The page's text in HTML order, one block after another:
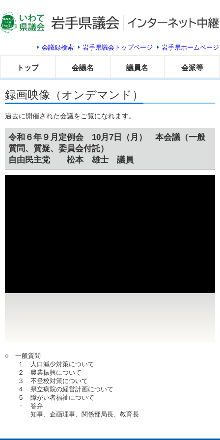
会議録検索 岩手県議会トップページ 岩手県ホームページ
トップ 会議名 議員名 会派等
録画映像（オンデマンド）
過去に開催された会議をご覧になれます。
令和６年９月定例会 10月7日（月） 本会議（一般
質問、質疑、委員会付託）
自由民主党 松本 雄士 議員
○ 一般質問
１ 人口減少対策について
２ 農業振興について
３ 不登校対策について
４ 県立病院の経営計画について
５ 障がい者福祉について
・ 答弁
知事、企画理事、関係部局長、教育長